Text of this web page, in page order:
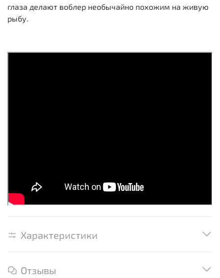
глаза делают воблер необычайно похожим на живую
рыбу.
Характеристики
Отзывы